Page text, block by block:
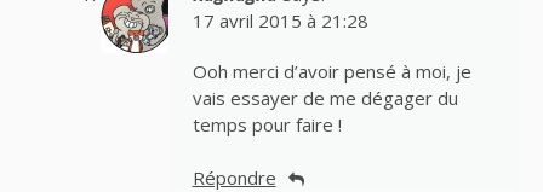
17 avril 2015 à 21:28
Ooh merci d’avoir pensé à moi, je
vais essayer de me dégager du
temps pour faire !
Répondre